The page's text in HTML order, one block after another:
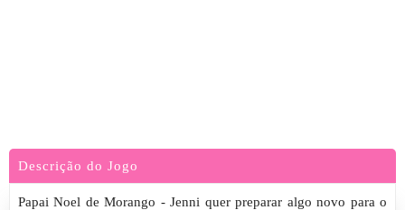
Descrição do Jogo
Papai Noel de Morango - Jenni quer preparar algo novo para o